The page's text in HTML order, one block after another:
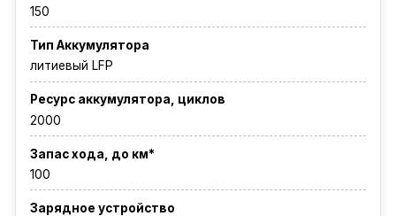
150
Тип Аккумулятора
литиевый LFP
Ресурс аккумулятора, циклов
2000
Запас хода, до км*
100
Зарядное устройство